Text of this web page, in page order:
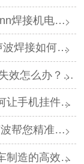
路板短路难题
头支架更可靠？
步维修法”精准破局
件更“抗造”？
您精准破局
的高效与美学